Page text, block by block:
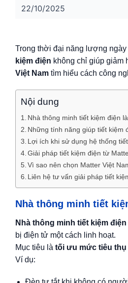
22/10/2025
Trong thời đại năng lượng
kiệm điện không chỉ giúp giảm
Việt Namtìm hiểu cách công
Nội dung
Nhà thông minh tiết kiệm điện
Những tính năng giúp tiết kiệm
Lợi ích khi sử dụng hệ thống
Giải pháp tiết kiệm điện từ
Vì sao nên chọn Matter Việt
Liên hệ tư vấn giải pháp tiết
Nhà thông minh tiết
Nhà thông minh tiết kiệm điện
bị điện tử một cách linh hoạt.
Mục tiêu là tối ưu mức tiêu
Ví dụ: